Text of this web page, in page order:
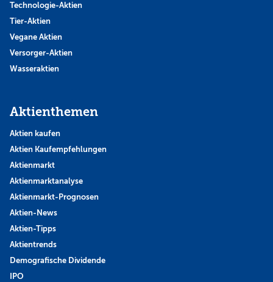
Technologie-Aktien
Tier-Aktien
Vegane Aktien
Versorger-Aktien
Wasseraktien
Aktienthemen
Aktien kaufen
Aktien Kaufempfehlungen
Aktienmarkt
Aktienmarktanalyse
Aktienmarkt-Prognosen
Aktien-News
Aktien-Tipps
Aktientrends
Demografische Dividende
IPO